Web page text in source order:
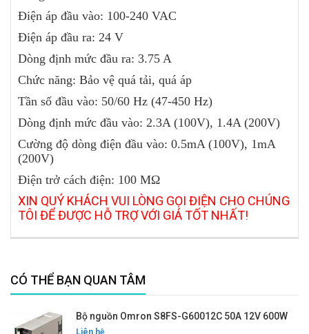
Điện áp đầu vào: 100-240 VAC
Điện áp đầu ra: 24 V
Dòng định mức đầu ra: 3.75 A
Chức năng: Bảo vệ quá tải, quá áp
Tần số đầu vào: 50/60 Hz (47-450 Hz)
Dòng định mức đầu vào: 2.3A (100V), 1.4A (200V)
Cường độ dòng điện đầu vào: 0.5mA (100V), 1mA
(200V)
Điện trở cách điện: 100 MΩ
XIN QUÝ KHÁCH VUI LÒNG GỌI ĐIỆN CHO CHÚNG
TÔI ĐỂ ĐƯỢC HỖ TRỢ VỚI GIÁ TỐT NHẤT!
CÓ THỂ BẠN QUAN TÂM
Bộ nguồn Omron S8FS-G60012C 50A 12V 600W
Liên hệ